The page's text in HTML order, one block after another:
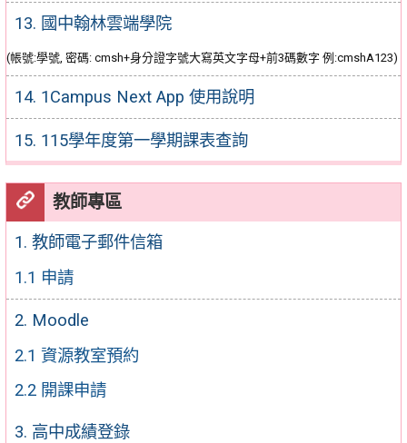
13. 國中翰林雲端學院
(帳號:學號, 密碼: cmsh+身分證字號大寫英文字母+前3碼數字 例:cmshA123)
14. 1Campus Next App 使用說明
15. 115學年度第一學期課表查詢
教師專區
1. 教師電子郵件信箱
1.1 申請
2. Moodle
2.1 資源教室預約
2.2 開課申請
3. 高中成績登錄